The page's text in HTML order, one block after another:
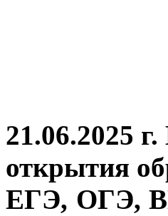
21.06.2025
открытия
ЕГЭ, ОГЭ,